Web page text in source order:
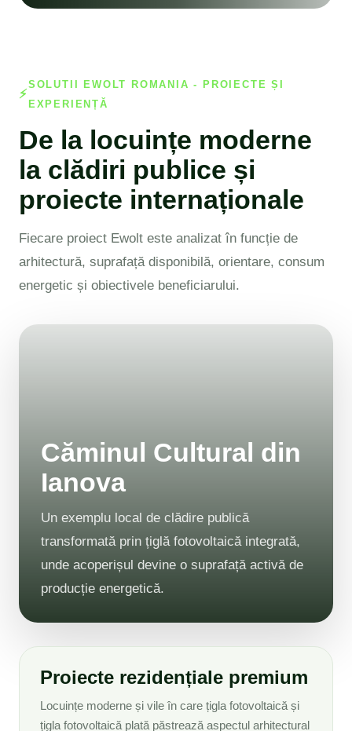
SOLUTII EWOLT ROMANIA - PROIECTE ȘI
EXPERIENȚĂ
De la locuințe moderne
la clădiri publice și
proiecte internaționale
Fiecare proiect Ewolt este analizat în funcție de
arhitectură, suprafață disponibilă, orientare, consum
energetic și obiectivele beneficiarului.
Căminul Cultural din
Ianova
Un exemplu local de clădire publică
transformată prin țiglă fotovoltaică integrată,
unde acoperișul devine o suprafață activă de
producție energetică.
Proiecte rezidențiale premium
Locuințe moderne și vile în care țigla fotovoltaică și
țigla fotovoltaică plată păstrează aspectul arhitectural